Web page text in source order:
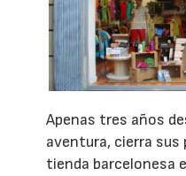
Apenas tres años
aventura, cierra sus
tienda barcelonesa